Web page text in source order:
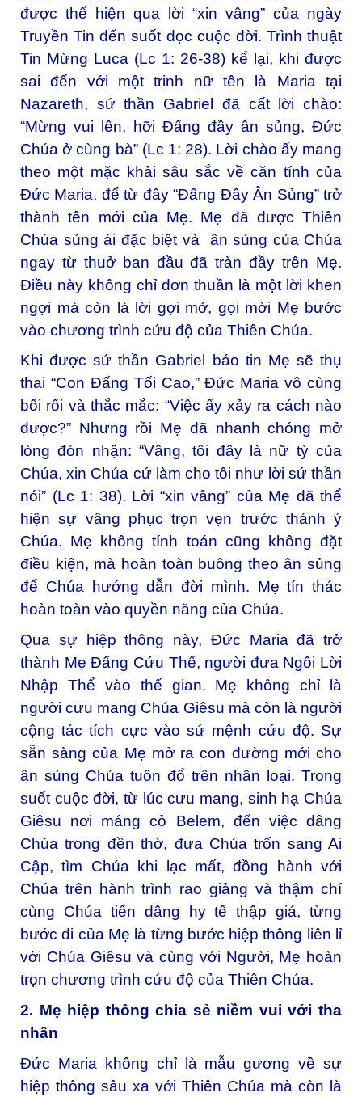
được thể hiện qua lời “xin vâng” của ngày
Truyền Tin đến suốt dọc cuộc đời. Trình thuật
Tin Mừng Luca (Lc 1: 26-38) kể lại, khi được
sai đến với một trinh nữ tên là Maria tại
Nazareth, sứ thần Gabriel đã cất lời chào:
“Mừng vui lên, hỡi Đấng đầy ân sủng, Đức
Chúa ở cùng bà” (Lc 1: 28). Lời chào ấy mang
theo một mặc khải sâu sắc về căn tính của
Đức Maria, để từ đây “Đấng Đầy Ân Sủng” trở
thành tên mới của Mẹ. Mẹ đã được Thiên
Chúa sủng ái đặc biệt và ân sủng của Chúa
ngay từ thuở ban đầu đã tràn đầy trên Mẹ.
Điều này không chỉ đơn thuần là một lời khen
ngợi mà còn là lời gợi mở, gọi mời Mẹ bước
vào chương trình cứu độ của Thiên Chúa.
Khi được sứ thần Gabriel báo tin Mẹ sẽ thụ
thai “Con Đấng Tối Cao,” Đức Maria vô cùng
bối rối và thắc mắc: “Việc ấy xảy ra cách nào
được?” Nhưng rồi Mẹ đã nhanh chóng mở
lòng đón nhận: “Vâng, tôi đây là nữ tỳ của
Chúa, xin Chúa cứ làm cho tôi như lời sứ thần
nói” (Lc 1: 38). Lời “xin vâng” của Mẹ đã thể
hiện sự vâng phục trọn vẹn trước thánh ý
Chúa. Mẹ không tính toán cũng không đặt
điều kiện, mà hoàn toàn buông theo ân sủng
để Chúa hướng dẫn đời mình. Mẹ tín thác
hoàn toàn vào quyền năng của Chúa.
Qua sự hiệp thông này, Đức Maria đã trở
thành Mẹ Đấng Cứu Thế, người đưa Ngôi Lời
Nhập Thể vào thế gian. Mẹ không chỉ là
người cưu mang Chúa Giêsu mà còn là người
cộng tác tích cực vào sứ mệnh cứu độ. Sự
sẵn sàng của Mẹ mở ra con đường mới cho
ân sủng Chúa tuôn đổ trên nhân loại. Trong
suốt cuộc đời, từ lúc cưu mang, sinh hạ Chúa
Giêsu nơi máng cỏ Belem, đến việc dâng
Chúa trong đền thờ, đưa Chúa trốn sang Ai
Cập, tìm Chúa khi lạc mất, đồng hành với
Chúa trên hành trình rao giảng và thậm chí
cùng Chúa tiến dâng hy tế thập giá, từng
bước đi của Mẹ là từng bước hiệp thông liên lỉ
với Chúa Giêsu và cùng với Người, Mẹ hoàn
trọn chương trình cứu độ của Thiên Chúa.
2. Mẹ hiệp thông chia sẻ niềm vui với tha
nhân
Đức Maria không chỉ là mẫu gương về sự
hiệp thông sâu xa với Thiên Chúa mà còn là